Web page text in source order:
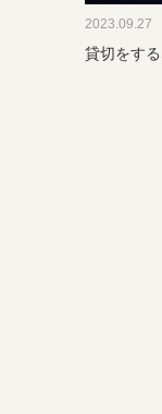
2023.09.27
貸切をする